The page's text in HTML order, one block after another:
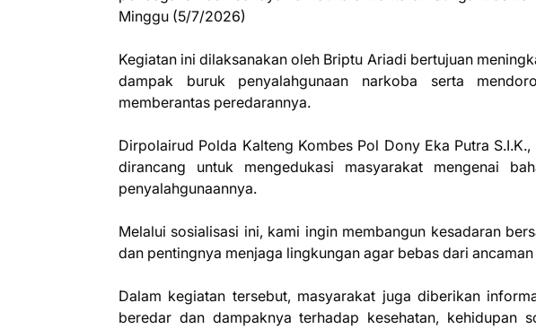
Minggu (5/7/2026)
Kegiatan ini dilaksanakan oleh Briptu Ariadi bertujuan
dampak buruk penyalahgunaan narkoba serta
memberantas peredarannya.
Dirpolairud Polda Kalteng Kombes Pol Dony Eka Putra
dirancang untuk mengedukasi masyarakat mengenai
penyalahgunaannya.
Melalui sosialisasi ini, kami ingin membangun kesadaran
dan pentingnya menjaga lingkungan agar bebas dari
Dalam kegiatan tersebut, masyarakat juga diberikan
beredar dan dampaknya terhadap kesehatan, kehidupan